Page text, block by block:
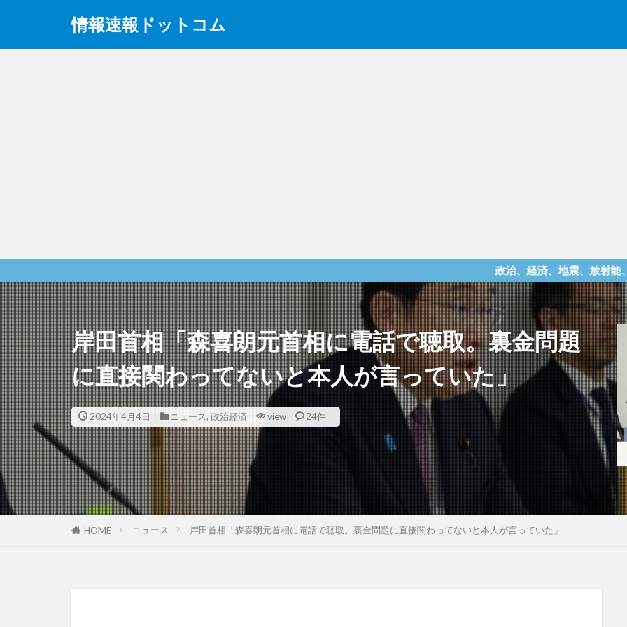
情報速報ドットコム
政治、経済、地震、放射能、災害などを
岸田首相「森喜朗元首相に電話で聴取。裏金問題
に直接関わってないと本人が言っていた」
2024年4月4日 ニュース, 政治経済 view 24件
HOME ニュース 岸田首相「森喜朗元首相に電話で聴取。裏金問題に直接関わってないと本人が言っていた」